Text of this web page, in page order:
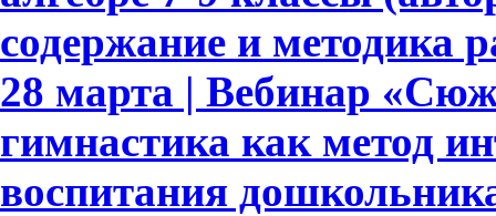
содержание и методика
28 марта | Вебинар
гимнастика как метод
воспитания